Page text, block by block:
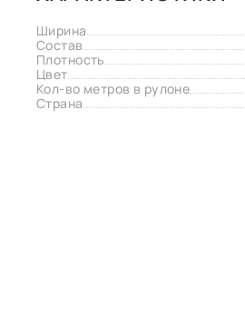
Ширина
Состав
Плотность
Цвет
Кол-во метров в рулоне
Страна